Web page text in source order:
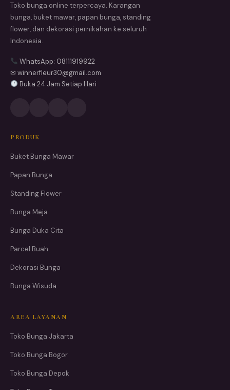
Toko bunga online terpercaya. Karangan
bunga, buket mawar, papan bunga, standing
flower, dan dekorasi pernikahan ke seluruh
Indonesia.
WhatsApp: 08111919922
✉ winnerfleur30@gmail.com
Buka 24 Jam Setiap Hari
PRODUK
Buket Bunga Mawar
Papan Bunga
Standing Flower
Bunga Meja
Bunga Duka Cita
Parcel Buah
Dekorasi Bunga
Bunga Wisuda
AREA LAYANAN
Toko Bunga Jakarta
Toko Bunga Bogor
Toko Bunga Depok